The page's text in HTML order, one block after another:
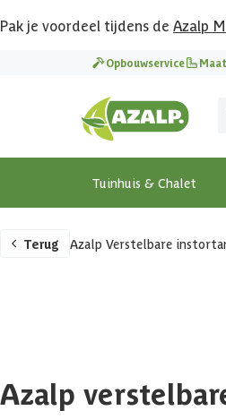
Pak je voordeel tijdens de Azalp
Opbouwservice
Tuinhuis & Chalet
Terug Azalp Verstelbare
Azalp